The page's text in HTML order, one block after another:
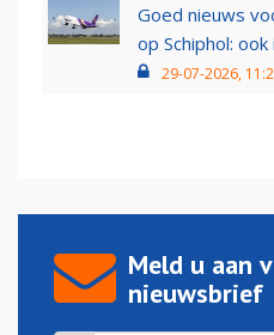
Goed nieuws
op Schiphol:
29-07-2026,
Meld u aan
nieuwsbrief